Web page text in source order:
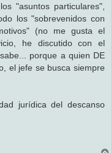
"asuntos particulares",
los "sobrevenidos con
(no me gusta el
he discutido con el
porque a quien DE
el jefe se busca siempre
jurídica del descanso